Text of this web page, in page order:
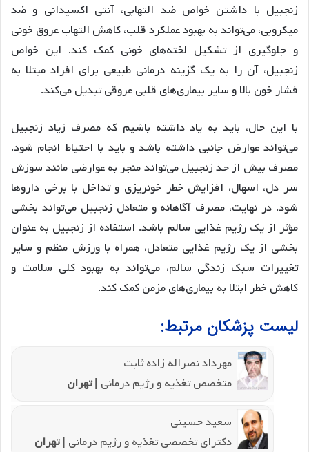
زنجبیل با داشتن خواص ضد التهابی، آنتی اکسیدانی و ضد
میکروبی، می‌تواند به بهبود عملکرد قلب، کاهش التهاب عروق خونی
و جلوگیری از تشکیل لخته‌های خونی کمک کند. این خواص
زنجبیل، آن را به یک گزینه درمانی طبیعی برای افراد مبتلا به
فشار خون بالا و سایر بیماری‌های قلبی عروقی تبدیل می‌کند.
با این حال، باید به یاد داشته باشیم که مصرف زیاد زنجبیل
می‌تواند عوارض جانبی داشته باشد و باید با احتیاط انجام شود.
مصرف بیش از حد زنجبیل می‌تواند منجر به عوارضی مانند سوزش
سر دل، اسهال، افزایش خطر خونریزی و تداخل با برخی داروها
شود. در نهایت، مصرف آگاهانه و متعادل زنجبیل می‌تواند بخشی
مؤثر از یک رژیم غذایی سالم باشد. استفاده از زنجبیل به عنوان
بخشی از یک رژیم غذایی متعادل، همراه با ورزش منظم و سایر
تغییرات سبک زندگی سالم، می‌تواند به بهبود کلی سلامت و
کاهش خطر ابتلا به بیماری‌های مزمن کمک کند.
لیست پزشکان مرتبط:
مهرداد نصراله زاده ثابت
متخصص تغذیه و رژیم درمانی | تهران
سعید حسینی
دکترای تخصصی تغذیه و رژیم درمانی | تهران